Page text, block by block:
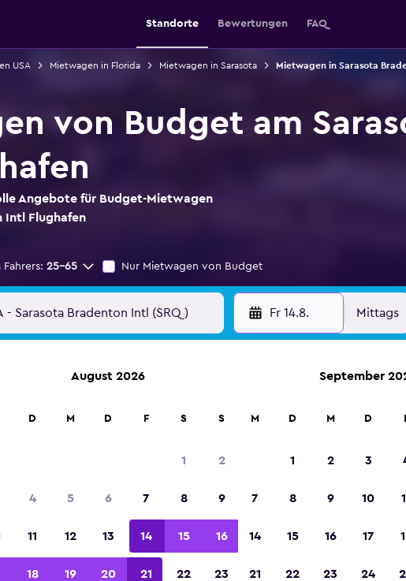
Standorte Bewertungen FAQ
USA Mietwagen in Florida Mietwagen in Sarasota Mietwagen in Sarasota
von Budget am
Angebote für Budget-Mietwagen
Intl Flughafen
25-65 Nur Mietwagen von Budget
Fr 14.8. Mittags
Sieger 2023 gekürt
August 2026
D M D F S S
1 2
4 5 6 7 8 9
11 12 13 14 15 16
18 19 20 21 22 23
September
M D M D
1 2 3
7 8 9 10
14 15 16 17
21 22 23 24